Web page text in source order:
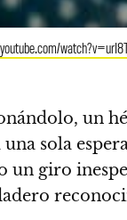
un
sola
un giro